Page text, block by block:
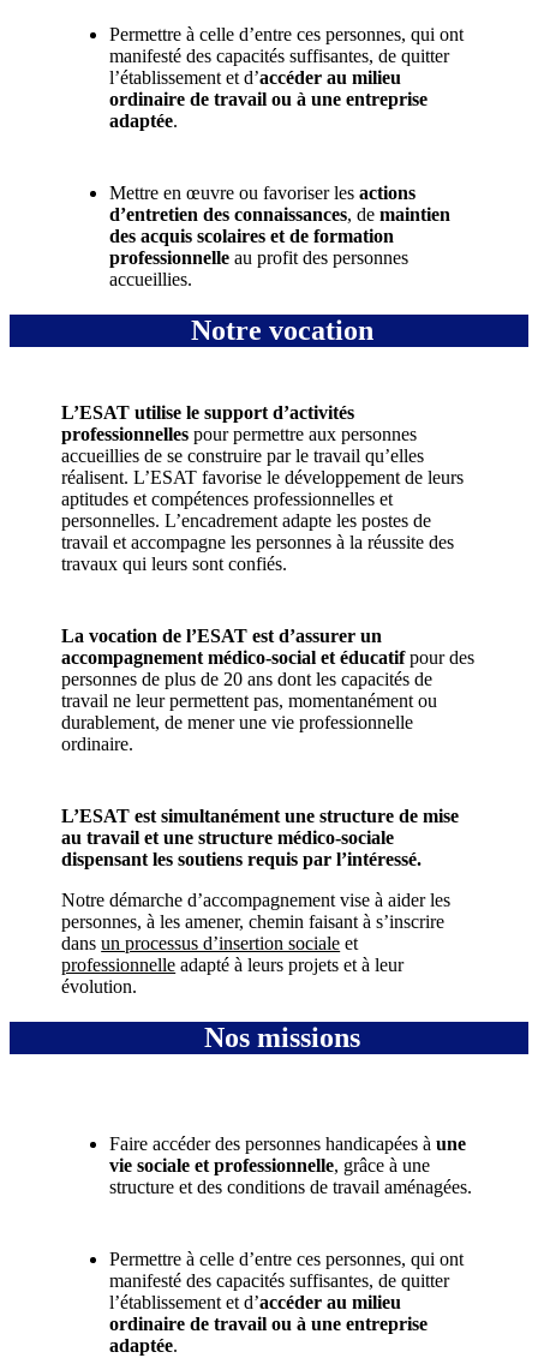
Permettre à celle d’entre ces personnes, qui ont
manifesté des capacités suffisantes, de quitter
l’établissement et d’accéder au milieu
ordinaire de travail ou à une entreprise
adaptée.
Mettre en œuvre ou favoriser lesactions
d’entretien des connaissances, demaintien
des acquis scolaires et de formation
professionnelle au profit des personnes
accueillies.
Notre vocation
L’ESAT utilise le support d’activités
professionnelles pour permettre aux personnes
accueillies de se construire par le travail qu’elles
réalisent. L’ESAT favorise le développement de leurs
aptitudes et compétences professionnelles et
personnelles. L’encadrement adapte les postes de
travail et accompagne les personnes à la réussite des
travaux qui leurs sont confiés.
La vocation de l’ESAT est d’assurer un
accompagnement médico-social et éducatifpour des
personnes de plus de 20 ans dont les capacités de
travail ne leur permettent pas, momentanément ou
durablement, de mener une vie professionnelle
ordinaire.
L’ESAT est simultanément une structure de mise
au travail et une structure médico-sociale
dispensant les soutiens requis par l’intéressé.
Notre démarche d’accompagnement vise à aider les
personnes, à les amener, chemin faisant à s’inscrire
dansun processus d’insertion sociale et
professionnelle adapté à leurs projets et à leur
évolution.
Nos missions
Faire accéder des personnes handicapées àune
vie sociale et professionnelle, grâce à une
structure et des conditions de travail aménagées.
Permettre à celle d’entre ces personnes, qui ont
manifesté des capacités suffisantes, de quitter
l’établissement et d’accéder au milieu
ordinaire de travail ou à une entreprise
adaptée.